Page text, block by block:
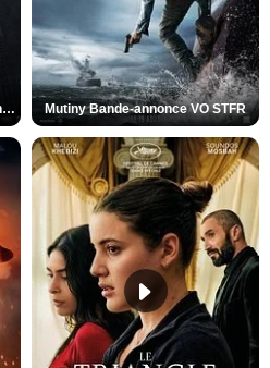
Spider-Man: Brand New Day Bande-annonce VO STFR Mutiny Bande-annonce VO STFR